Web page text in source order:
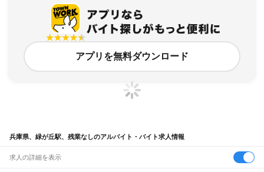
アプリを無料ダウンロード
兵庫県、緑が丘駅、残業なしのアルバイト・バイト求人情報
求人の詳細を表示